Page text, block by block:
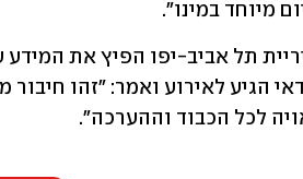
מיוחד במינו".
לכל הכבוד וההערכה".